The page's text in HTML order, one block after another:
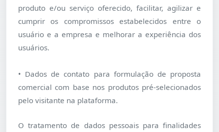
produto e/ou serviço oferecido, facilitar, agilizar e
cumprir os compromissos estabelecidos entre o
usuário e a empresa e melhorar a experiência dos
usuários.
• Dados de contato para formulação de proposta
comercial com base nos produtos pré-selecionados
pelo visitante na plataforma.
O tratamento de dados pessoais para finalidades